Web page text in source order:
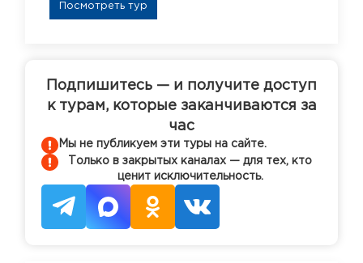
Посмотреть тур
Подпишитесь — и получите доступ
к турам, которые заканчиваются за
час
Мы не публикуем эти туры на сайте.
Только в закрытых каналах — для тех, кто
ценит исключительность.